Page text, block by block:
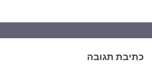
כתיבת תגובה